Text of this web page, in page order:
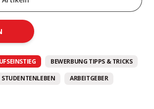
BEWERBUNG TIPPS & TRICKS
STUDENTENLEBEN ARBEITGEBER